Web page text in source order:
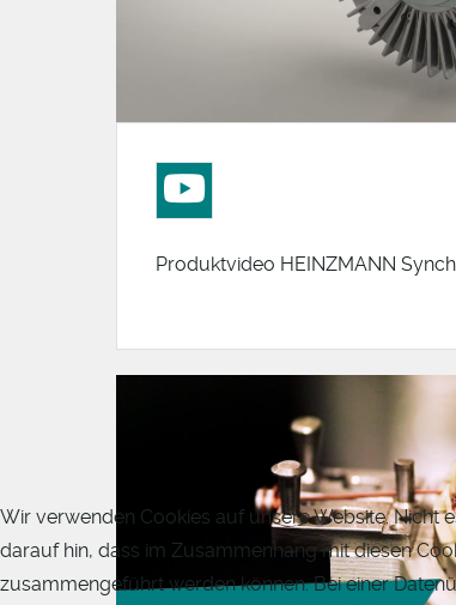
Produktvideo HEINZMANN
Wir verwenden Cookies auf unsere Website. Nicht
darauf hin, dass im Zusammenhang mit diesen
zusammengeführt werden können. Bei einer